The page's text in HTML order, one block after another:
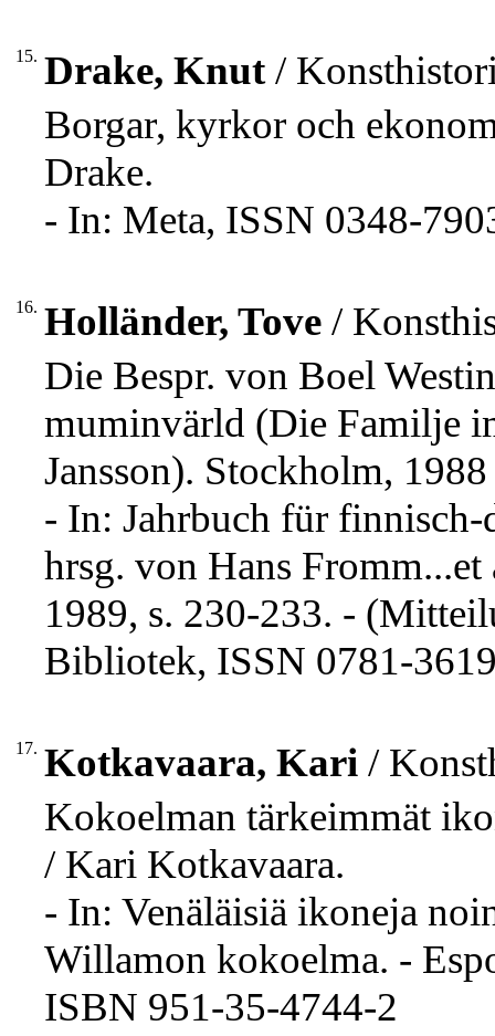
15. Drake, Knut/
Borgar, kyrkor och
Drake.
- In: Meta, ISSN 0348-
16. Holländer, Tove /
Die Bespr. von Boel
muminvärld (Die Familje
Jansson). Stockholm,
- In: Jahrbuch für finnisch-
hrsg. von Hans
1989, s. 230-233. -
Bibliotek, ISSN 0781-
17. Kotkavaara, Kari /
Kokoelman tärkeimmät
/ Kari Kotkavaara.
- In: Venäläisiä ikoneja
Willamon kokoelma. -
ISBN 951-35-4744-2